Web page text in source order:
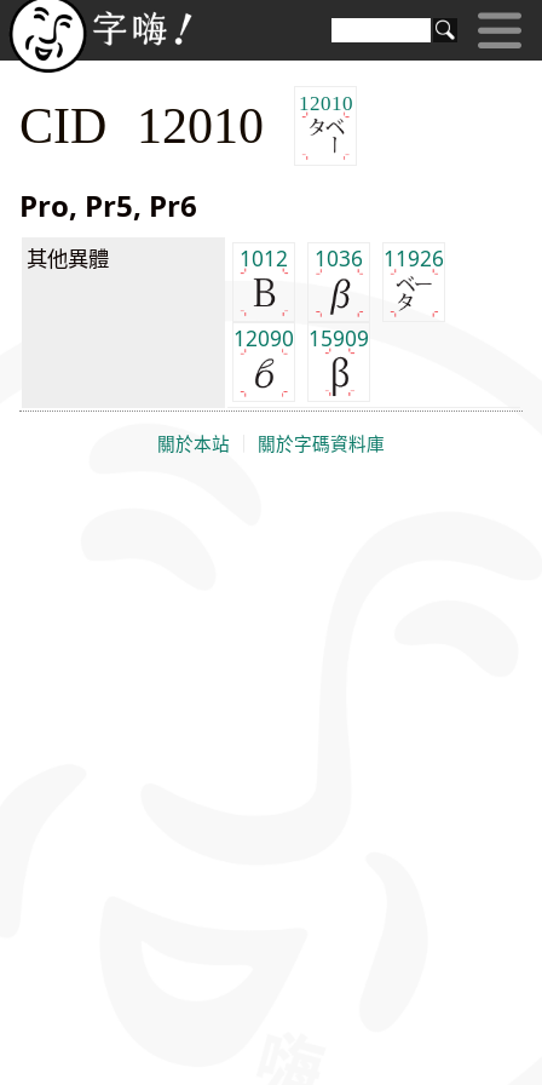
CID 12010 12010
Pro, Pr5, Pr6
其他異體 1012 1036 11926
12090 15909
關於本站 關於字碼資料庫